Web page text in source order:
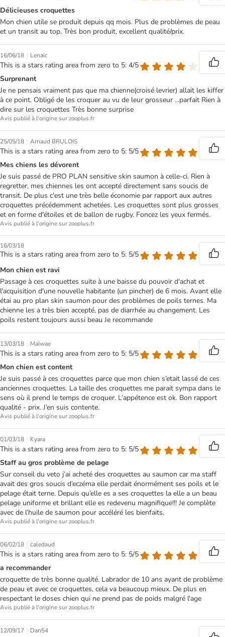
Délicieuses croquettes
Mon chien utile se produit depuis qq mois. Plus de problèmes de peau
et un transit au top. Très bon produit, excellent qualité/prix.
16/06/18 | Lenaic
This is a stars rating area from zero to 5: 4/5
Surprenant
Je ne pensais vraiment pas que ma chienne(croisé levrier) allait les kiffer
à ce point. Obligé de les croquer au vu de leur grosseur ...parfait Rien à
dire sur les croquettes Très bonne surprise
Avis publié à l'origine sur zooplus.fr
25/05/18 | Arnaud BRULOIS
This is a stars rating area from zero to 5: 5/5
Mes chiens les dévorent
Je suis passé de PRO PLAN sensitive skin saumon à celle-ci. Rien à
regretter, mes chiennes les ont accepté directement sans soucis de
transit. De plus c'est une très belle économie par rapport aux autres
croquettes précédemment achetées. Les croquettes sont plus grosses
et en forme d'étoiles et de ballon de rugby. Foncez les yeux fermés.
Avis publié à l'origine sur zooplus.fr
16/03/18
This is a stars rating area from zero to 5: 5/5
Mon chien est ravi
Passage à ces croquettes suite à une baisse du pouvoir d'achat et
l'acquisition d'une nouvelle habitante (un pincher) de 6 mois. Avant elle
étai au pro plan skin saumon pour des problèmes de poils ternes. Ma
chienne les a très bien accepté, pas de diarrhée au changement. Les
poils restent toujours aussi beau Je recommande
13/03/18 | Maïwae
This is a stars rating area from zero to 5: 5/5
Mon chien est content
Je suis passé à ces croquettes parce que mon chien s’etait lassé de ces
anciennes croquettes. La taille des croquettes me parait sympa dans le
sens où il prend le temps de croquer. L’appétence est ok. Bon rapport
qualité - prix. J’en suis contente.
Avis publié à l'origine sur zooplus.fr
01/03/18 | Kyara
This is a stars rating area from zero to 5: 5/5
Staff au gros problème de pelage
Sur conseil du veto j’ai acheté des croquettes au saumon car ma staff
avait des gros soucis d’eczéma elle perdait énormément ses poils et le
pelage était terne. Depuis qu’elle es a ses croquettes la elle a un beau
pelage uniforme et brillant elle es redevenu magnifique!!! Je complète
avec de l’huile de saumon pour accéléré les bienfaits.
Avis publié à l'origine sur zooplus.fr
06/02/18 | caledaud
This is a stars rating area from zero to 5: 5/5
a recommander
croquette de très bonne qualité. Labrador de 10 ans ayant de problème
de peau et avec ce croquettes, cela va beaucoup mieux. De plus en
respectant le doses chien qui ne prend pas de poids malgré l'age
Avis publié à l'origine sur zooplus.fr
12/09/17 | Dan54